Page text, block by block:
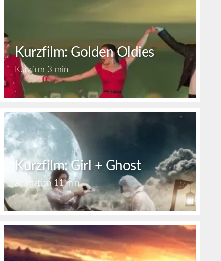
Kurzfilm: Golden Oldies
Kurzfilm 3 min
Kurzfilm: Girl + Ghost
Animation 11 min